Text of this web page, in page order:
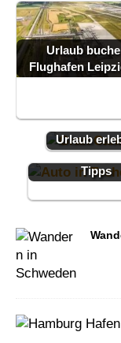
Urlaub
Flughafen
Gran
Urlaub
Mit dem
Tschechien -
Tipps